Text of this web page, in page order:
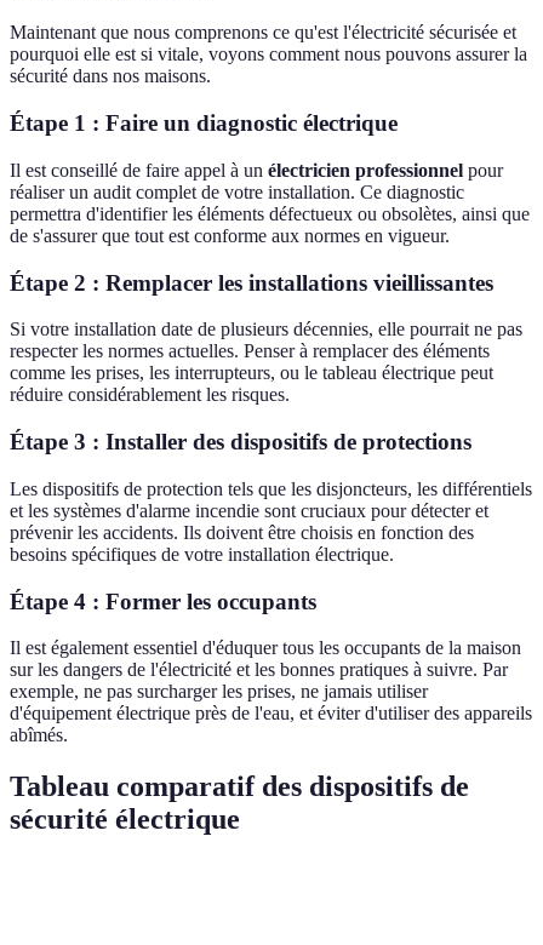
Maintenant que nous comprenons ce qu'est l'électricité sécurisée et
pourquoi elle est si vitale, voyons comment nous pouvons assurer la
sécurité dans nos maisons.
Étape 1 : Faire un diagnostic électrique
Il est conseillé de faire appel à un électricien professionnel pour
réaliser un audit complet de votre installation. Ce diagnostic
permettra d'identifier les éléments défectueux ou obsolètes, ainsi que
de s'assurer que tout est conforme aux normes en vigueur.
Étape 2 : Remplacer les installations vieillissantes
Si votre installation date de plusieurs décennies, elle pourrait ne pas
respecter les normes actuelles. Penser à remplacer des éléments
comme les prises, les interrupteurs, ou le tableau électrique peut
réduire considérablement les risques.
Étape 3 : Installer des dispositifs de protections
Les dispositifs de protection tels que les disjoncteurs, les différentiels
et les systèmes d'alarme incendie sont cruciaux pour détecter et
prévenir les accidents. Ils doivent être choisis en fonction des
besoins spécifiques de votre installation électrique.
Étape 4 : Former les occupants
Il est également essentiel d'éduquer tous les occupants de la maison
sur les dangers de l'électricité et les bonnes pratiques à suivre. Par
exemple, ne pas surcharger les prises, ne jamais utiliser
d'équipement électrique près de l'eau, et éviter d'utiliser des appareils
abîmés.
Tableau comparatif des dispositifs de
sécurité électrique